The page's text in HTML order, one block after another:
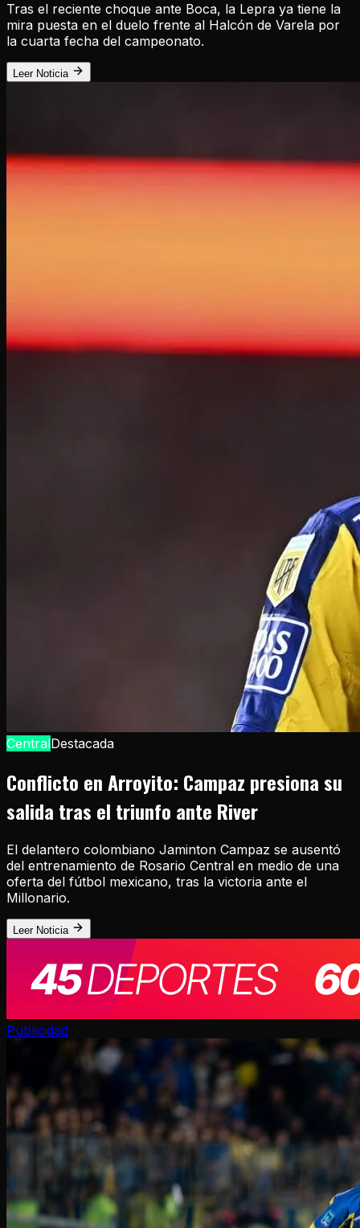
Tras el reciente choque ante Boca, la Lepra ya tiene la
mira puesta en el duelo frente al Halcón de Varela por
la cuarta fecha del campeonato.
Leer Noticia
CentralDestacada
Conflicto en Arroyito: Campaz presiona su
salida tras el triunfo ante River
El delantero colombiano Jaminton Campaz se ausentó
del entrenamiento de Rosario Central en medio de una
oferta del fútbol mexicano, tras la victoria ante el
Millonario.
Leer Noticia
Publicidad